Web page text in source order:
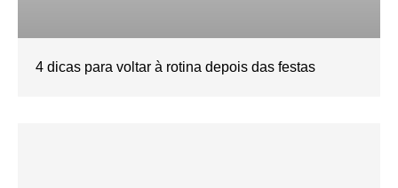
4 dicas para voltar à rotina depois das festas